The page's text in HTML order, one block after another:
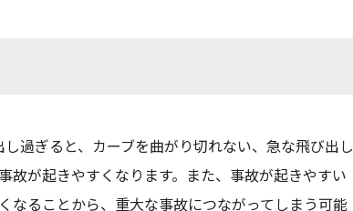
過ぎると、カーブを曲がり切れない、急な飛び出し
故が起きやすくなります。また、事故が起きやすい
なることから、重大な事故につながってしまう可能